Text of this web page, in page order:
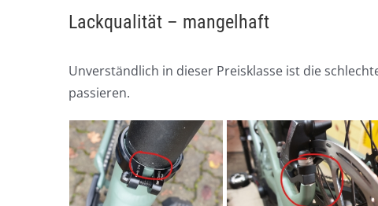
Lackqualität – mangelhaft
Unverständlich in dieser Preisklasse ist die
passieren.